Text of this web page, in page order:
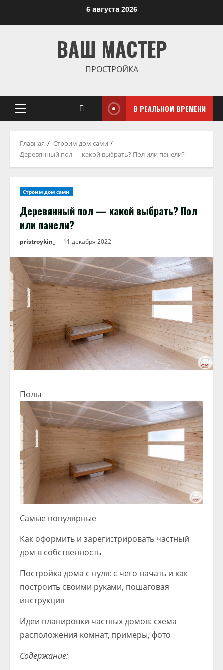
6 августа 2026
ВАШ МАСТЕР
ПРОСТРОЙКА
Основное
В РЕАЛЬНОМ ВРЕМЕНИ
Главная
Строим дом сами
Деревянный пол — какой выбрать? Пол или панели?
Строим дом сами
Деревянный пол — какой выбрать? Пол
или панели?
pristroykin_ 11 декабря 2022
Полы
Самые популярные
Как оформить и зарегистрировать частный
дом в собственность
Постройка дома с нуля: с чего начать и как
построить своими руками, пошаговая
инструкция
Идеи планировки частных домов: схема
расположения комнат, примеры, фото
Содержание: